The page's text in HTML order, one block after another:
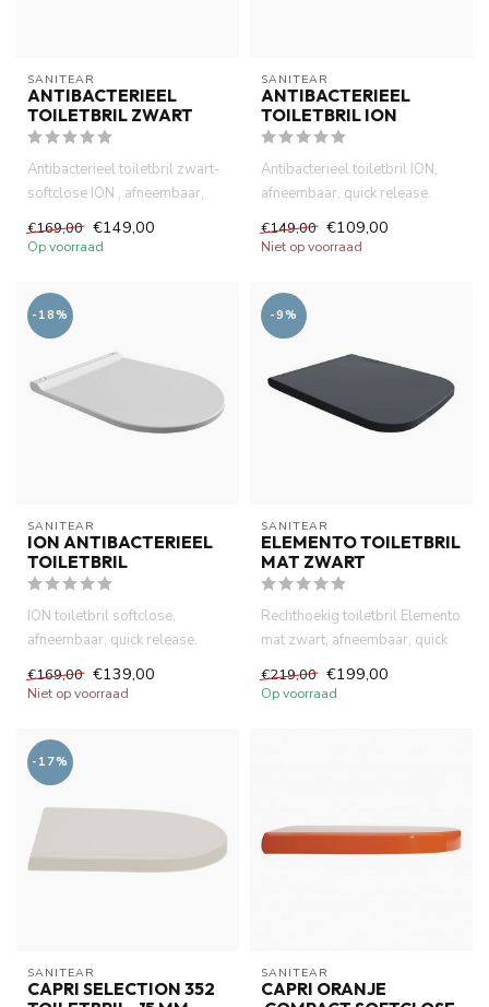
SANITEAR
ANTIBACTERIEEL
TOILETBRIL ZWART
Antibacterieel toiletbril zwart-
softclose ION , afneembaar,
quick release. Duro...
€169,00 €149,00
Op voorraad
SANITEAR
ANTIBACTERIEEL
TOILETBRIL ION
Antibacterieel toiletbril ION,
afneembaar, quick release.
Duroplast, midden dikt...
€149,00 €109,00
Niet op voorraad
-18%
SANITEAR
ION ANTIBACTERIEEL
TOILETBRIL
ION toiletbril softclose,
afneembaar, quick release.
Duroplast, midden dikte toi...
€169,00 €139,00
Niet op voorraad
-9%
SANITEAR
ELEMENTO TOILETBRIL
MAT ZWART
Rechthoekig toiletbril Elemento
mat zwart, afneembaar, quick
release. Duroplast,...
€219,00 €199,00
Op voorraad
-17%
SANITEAR
CAPRI SELECTION 352
SANITEAR
CAPRI ORANJE